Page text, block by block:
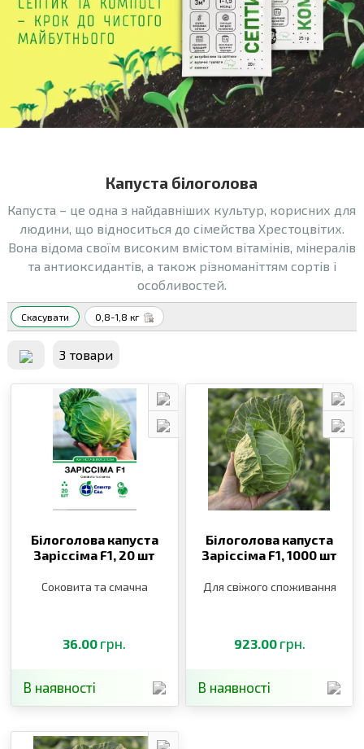
Капуста білоголова
Капуста – це одна з найдавніших культур, корисних для
людини, що відноситься до сімейства Хрестоцвітих.
Вона відома своїм високим вмістом вітамінів, мінералів
та антиоксидантів, а також різноманіттям сортів і
особливостей.
Скасувати 0,8-1,8 кг
3 товари
Білоголова капуста
Заріссіма F1, 20 шт
Соковита та смачна
36.00 грн.
В наявності
Білоголова капуста
Заріссіма F1, 1000 шт
Для свіжого споживання
923.00 грн.
В наявності